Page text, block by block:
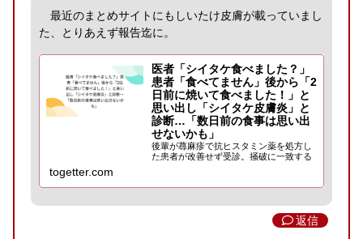
最近のまとめサイトにもしいたけ皮膚が載っていまし
た、とりあえず報告迄に。
医者「シイタケ食べました？」
患者「食べてません」後から「2
日前に焼いて食べました！」と
思い出し「シイタケ皮膚炎」と
診断…「数日前の食事は思い出
せないかも」
後輩が蕁麻疹で抗ヒスタミン薬を処方し
た患者が改善せず受診。掻破に一致する
げて質問。患者は最初「食べてない」と
togetter.com
返信